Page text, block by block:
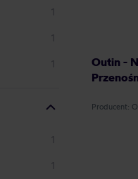
Outin -
Producent: